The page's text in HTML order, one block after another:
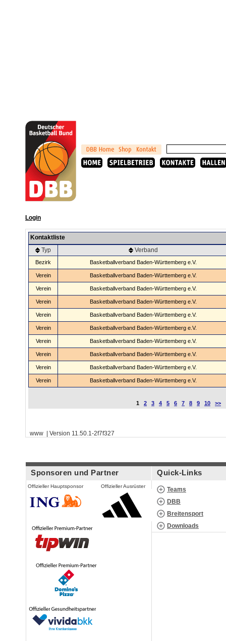
Login
Kontaktliste
Typ
Verband
Bezirk Basketballverband Baden-Württemberg e.V.
Verein Basketballverband Baden-Württemberg e.V.
Verein Basketballverband Baden-Württemberg e.V.
Verein Basketballverband Baden-Württemberg e.V.
Verein Basketballverband Baden-Württemberg e.V.
Verein Basketballverband Baden-Württemberg e.V.
Verein Basketballverband Baden-Württemberg e.V.
Verein Basketballverband Baden-Württemberg e.V.
Verein Basketballverband Baden-Württemberg e.V.
Verein Basketballverband Baden-Württemberg e.V.
1 2 3 4 5 6 7 8 9 10 >>
www | Version 11.50.1-2f7f327
Sponsoren und Partner
Offizieller Hauptsponsor Offizieller Ausrüster
Quick-Links
Teams
DBB
Breitensport
Downloads